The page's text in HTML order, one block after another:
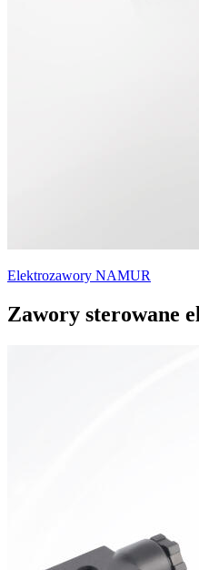
Elektrozawory NAMUR
Zawory sterowane